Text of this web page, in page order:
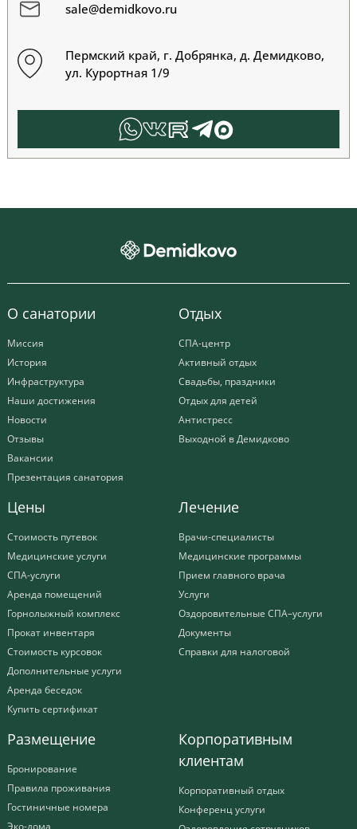
sale@demidkovo.ru
Пермский край, г. Добрянка, д. Демидково,
ул. Курортная 1/9
О санатории
Миссия
История
Инфраструктура
Наши достижения
Новости
Отзывы
Вакансии
Презентация санатория
Отдых
СПА-центр
Активный отдых
Свадьбы, праздники
Отдых для детей
Антистресс
Выходной в Демидково
Цены
Стоимость путевок
Медицинские услуги
СПА-услуги
Аренда помещений
Горнолыжный комплекс
Прокат инвентаря
Стоимость курсовок
Дополнительные услуги
Аренда беседок
Купить сертификат
Лечение
Врачи-специалисты
Медицинские программы
Прием главного врача
Услуги
Оздоровительные СПА–услуги
Документы
Справки для налоговой
Размещение
Бронирование
Правила проживания
Гостиничные номера
Эко-дома
Корпоративным
клиентам
Корпоративный отдых
Конференц услуги